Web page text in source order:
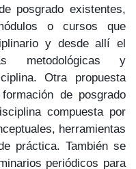
posgrado existentes,
o cursos que
y desde allí el
metodológicas y
Otra propuesta
de posgrado
compuesta por
herramientas
práctica. También se
periódicos para